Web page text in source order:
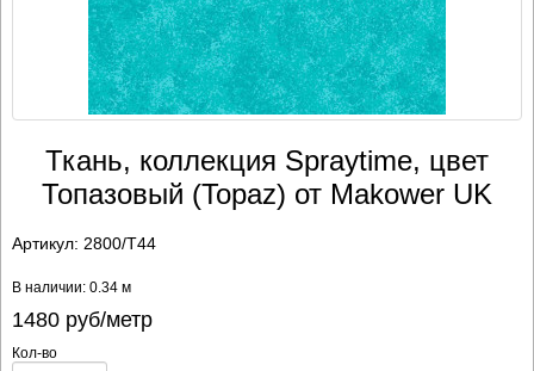
Ткань, коллекция Spraytime, цвет
Топазовый (Topaz) от Makower UK
Артикул: 2800/T44
В наличии: 0.34 м
1480руб/метр
Кол-во